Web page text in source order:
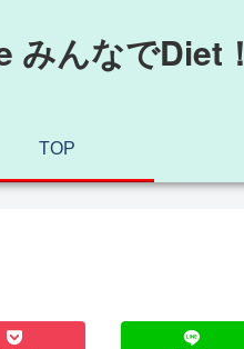
みんなでDiet！
TOP